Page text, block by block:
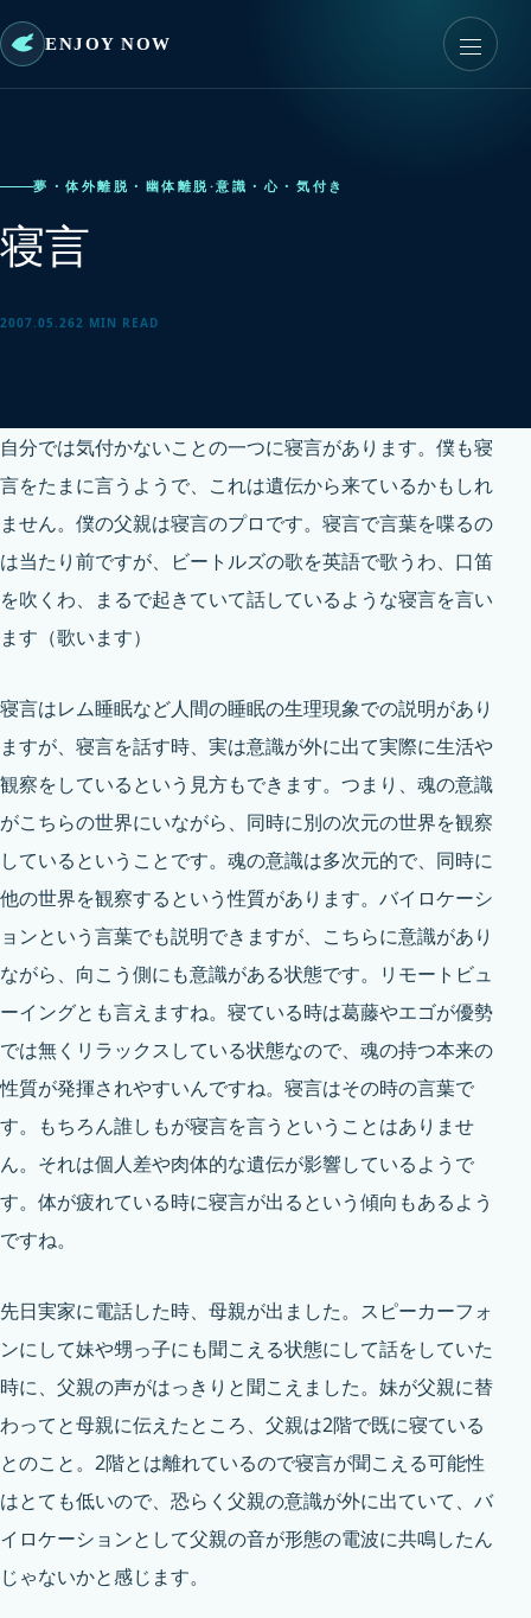
ENJOY NOW
夢・体外離脱・幽体離脱·意識・心・気付き
寝言
2007.05.262 MIN READ
自分では気付かないことの一つに寝言があります。僕も寝
言をたまに言うようで、これは遺伝から来ているかもしれ
ません。僕の父親は寝言のプロです。寝言で言葉を喋るの
は当たり前ですが、ビートルズの歌を英語で歌うわ、口笛
を吹くわ、まるで起きていて話しているような寝言を言い
ます（歌います）
寝言はレム睡眠など人間の睡眠の生理現象での説明があり
ますが、寝言を話す時、実は意識が外に出て実際に生活や
観察をしているという見方もできます。つまり、魂の意識
がこちらの世界にいながら、同時に別の次元の世界を観察
しているということです。魂の意識は多次元的で、同時に
他の世界を観察するという性質があります。バイロケーシ
ョンという言葉でも説明できますが、こちらに意識があり
ながら、向こう側にも意識がある状態です。リモートビュ
ーイングとも言えますね。寝ている時は葛藤やエゴが優勢
では無くリラックスしている状態なので、魂の持つ本来の
性質が発揮されやすいんですね。寝言はその時の言葉で
す。もちろん誰しもが寝言を言うということはありませ
ん。それは個人差や肉体的な遺伝が影響しているようで
す。体が疲れている時に寝言が出るという傾向もあるよう
ですね。
先日実家に電話した時、母親が出ました。スピーカーフォ
ンにして妹や甥っ子にも聞こえる状態にして話をしていた
時に、父親の声がはっきりと聞こえました。妹が父親に替
わってと母親に伝えたところ、父親は2階で既に寝ている
とのこと。2階とは離れているので寝言が聞こえる可能性
はとても低いので、恐らく父親の意識が外に出ていて、バ
イロケーションとして父親の音が形態の電波に共鳴したん
じゃないかと感じます。